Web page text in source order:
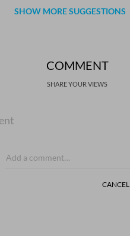
SHOW MORE SUGGESTIONS
COMMENT
SHARE YOUR VIEWS
CANCEL